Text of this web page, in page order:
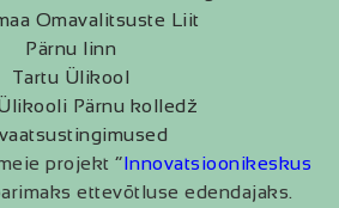
Omavalitsuste Liit
Pärnu linn
Tartu Ülikool
Pärnu kolledž
projekt “Innovatsioonikeskus
ettevõtluse edendajaks.